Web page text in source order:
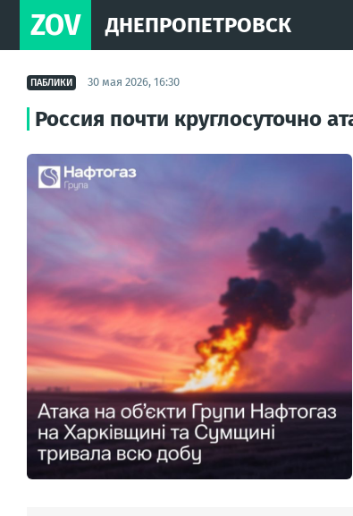
ZOV ДНЕПРОПЕТРОВСК
ПАБЛИКИ 30 мая 2026, 16:30
Россия почти круглосуточно